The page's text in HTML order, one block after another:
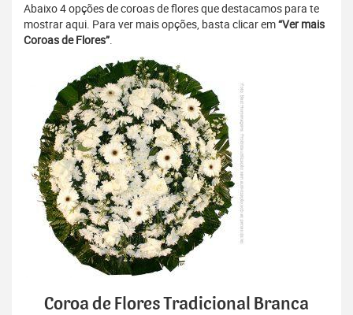
Abaixo 4 opções de coroas de flores que destacamos para te
mostrar aqui. Para ver mais opções, basta clicar em“Ver mais
Coroas de Flores”.
Coroa de Flores Tradicional Branca